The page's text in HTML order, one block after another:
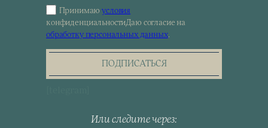
Sign
up
for
the
Принимаюусловия
конфиденциальностиДаю согласие на
обработку персональных данных.
ПОДПИСАТЬСЯ
Или следите через